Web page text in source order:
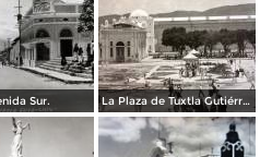
Sur. La Plaza de Tuxtla Gutiérrez, Chiapas.